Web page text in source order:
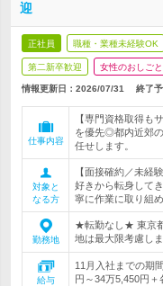
迎
正社員 職種・業種未経験OK
第二新卒歓迎 女性のおしご
情報更新日：2026/07/31 終了予
仕事内容
【専門資格取得も
を優先◎都内近郊
任せします。
対象と
なる方
【面接確約／未
好きから転身して
寧に作業に取り組
勤務地
★転勤なし★ 東京
地は最大限考慮し
給与
11月入社までの期
円～34万5,450円